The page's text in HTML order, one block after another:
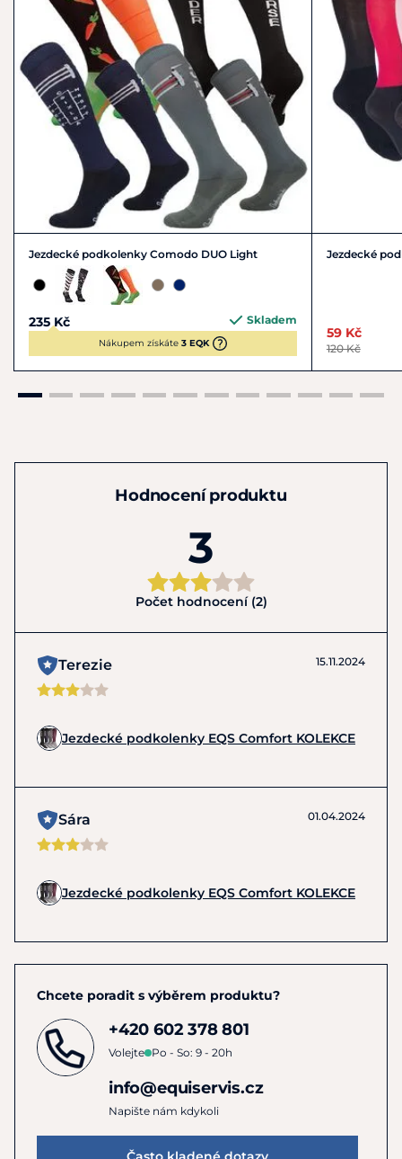
Jezdecké podkolenky Comodo DUO Light
235 Kč Skladem
Nákupem získáte 3 EQK
Jezdecké
59 Kč
120 Kč
Hodnocení produktu
3
Počet hodnocení (2)
Terezie 15.11.2024
Jezdecké podkolenky EQS Comfort KOLEKCE
Sára 01.04.2024
Jezdecké podkolenky EQS Comfort KOLEKCE
Chcete poradit s výběrem produktu?
+420 602 378 801
Volejte Po - So: 9 - 20h
info@equiservis.cz
Napište nám kdykoli